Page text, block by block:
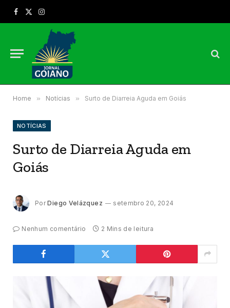
Facebook
X
Instagram
Home » Notícias » Surto de Diarreia Aguda em Goiás
NOTÍCIAS
Surto de Diarreia Aguda em
Goiás
Por Diego Velázquez setembro 20, 2024
Nenhum comentário 2 Mins de leitura